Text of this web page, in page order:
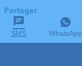
Partager
SMS WhatsApp